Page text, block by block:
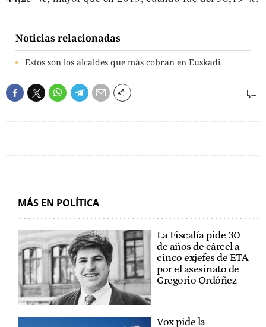
Noticias relacionadas
Estos son los alcaldes que más cobran en Euskadi
MÁS EN POLÍTICA
La Fiscalía pide 30
de años de cárcel a
cinco exjefes de ETA
por el asesinato de
Gregorio Ordóñez
Vox pide la